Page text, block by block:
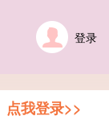
登录
点我登录>>